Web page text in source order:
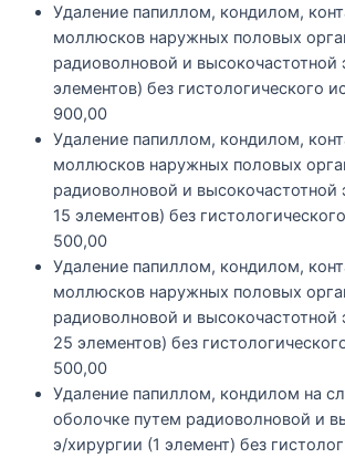
Удаление папиллом, кондилом,
моллюсков наружных половых
радиоволновой и высокочастотной
элементов) без гистологического
900,00
Удаление папиллом, кондилом,
моллюсков наружных половых
радиоволновой и высокочастотной
15 элементов) без
500,00
Удаление папиллом, кондилом,
моллюсков наружных половых
радиоволновой и высокочастотной
25 элементов) без
500,00
Удаление папиллом, кондилом на
оболочке путем радиоволновой и
э/хирургии (1 элемент) без